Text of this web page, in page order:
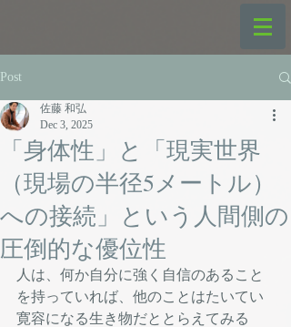
Post
「身体性」と「現実世界
（現場の半径5メートル）
への接続」という人間側の
圧倒的な優位性
佐藤 和弘
Dec 3, 2025
人は、何か自分に強く自信のあること
を持っていれば、他のことはたいてい
寛容になる生き物だととらえてみる